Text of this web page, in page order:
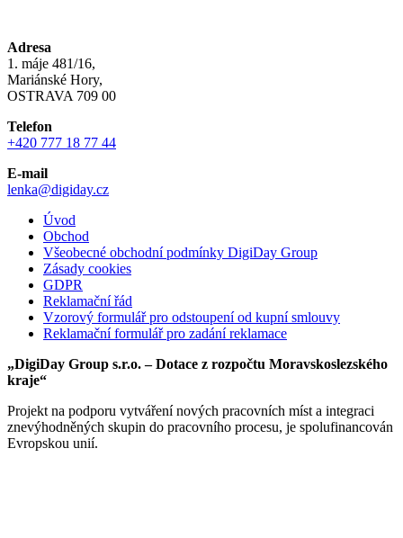
Adresa
1. máje 481/16,
Mariánské Hory,
OSTRAVA 709 00
Telefon
+420 777 18 77 44
E-mail
lenka@digiday.cz
Úvod
Obchod
Všeobecné obchodní podmínky DigiDay Group
Zásady cookies
GDPR
Reklamační řád
Vzorový formulář pro odstoupení od kupní smlouvy
Reklamační formulář pro zadání reklamace
„DigiDay Group s.r.o. – Dotace z rozpočtu Moravskoslezského
kraje“
Projekt na podporu vytváření nových pracovních míst a integraci
znevýhodněných skupin do pracovního procesu, je spolufinancován
Evropskou unií.